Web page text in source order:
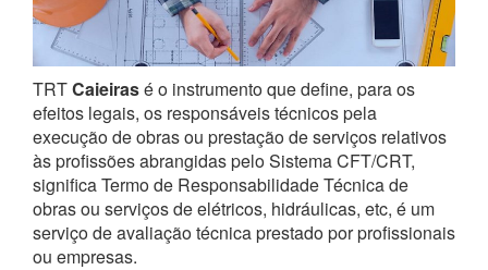
TRTCaieirasé o instrumento que define, para os
efeitos legais, os responsáveis técnicos pela
execução de obras ou prestação de serviços relativos
às profissões abrangidas pelo Sistema CFT/CRT,
significa Termo de Responsabilidade Técnica de
obras ou serviços de elétricos, hidráulicas, etc, é um
serviço de avaliação técnica prestado por profissionais
ou empresas.